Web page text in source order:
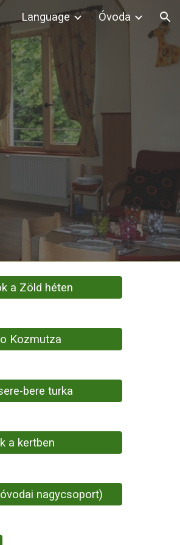
Language Óvoda
a Zöld héten
Kozmutza
bere turka
a kertben
nagycsoport)